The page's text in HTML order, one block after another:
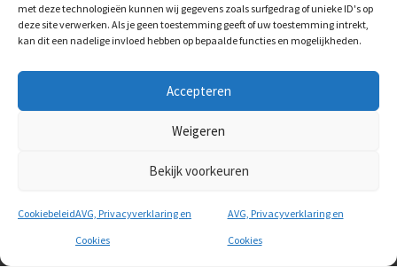
met deze technologieën kunnen wij gegevens zoals surfgedrag of unieke ID's op
deze site verwerken. Als je geen toestemming geeft of uw toestemming intrekt,
kan dit een nadelige invloed hebben op bepaalde functies en mogelijkheden.
Accepteren
Weigeren
Bekijk voorkeuren
CookiebeleidAVG, Privacyverklaring en
Cookies
AVG, Privacyverklaring en
Cookies
Copyright Peek-vdKroon.nl © 2026 | Made by